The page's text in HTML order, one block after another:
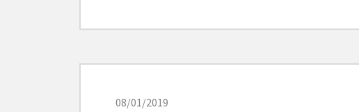
08/01/2019